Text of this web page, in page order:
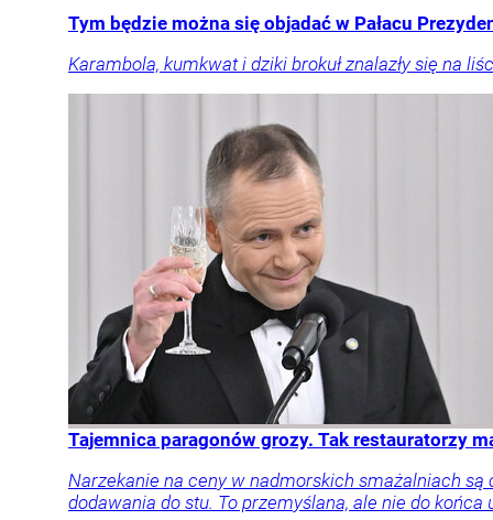
Tym będzie można się objadać w Pałacu
Karambola, kumkwat i dziki brokuł znalazły się na
Tajemnica paragonów grozy. Tak restauratorzy
Narzekanie na ceny w nadmorskich smażalniach
dodawania do stu. To przemyślana, ale nie do